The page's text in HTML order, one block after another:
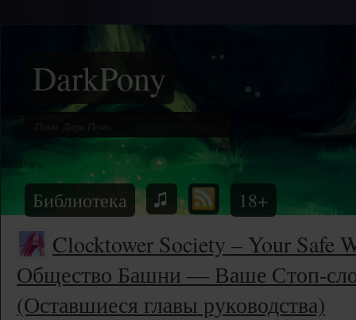
DarkPony
Библиотека 18+
Clocktower Society – Your Safe
Общество Башни — Ваше Стоп-
(Оставшиеся главы руководства)